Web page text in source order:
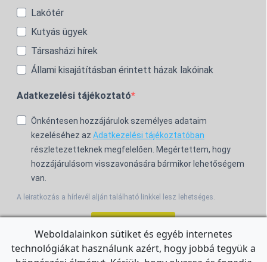
Lakótér
Kutyás ügyek
Társasházi hírek
Állami kisajátításban érintett házak lakóinak
Adatkezelési tájékoztató
Önkéntesen hozzájárulok személyes adataim
kezeléséhez az Adatkezelési tájékoztatóban
részletezetteknek megfelelően. Megértettem, hogy
hozzájárulásom visszavonására bármikor lehetőségem
van.
A leiratkozás a hírlevél alján található linkkel lesz lehetséges.
For the English Newsletter, clickHERE.
Weboldalainkon sütiket és egyéb internetes
technológiákat használunk azért, hogy jobbá tegyük a